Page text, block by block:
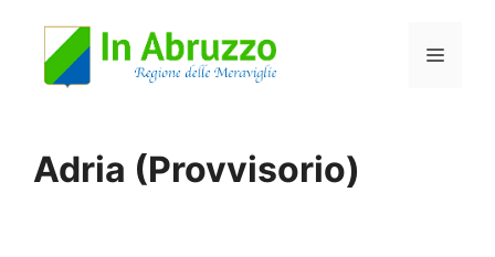
Menu
Adria (Provvisorio)